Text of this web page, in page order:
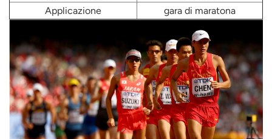
Applicazione
gara di maratona